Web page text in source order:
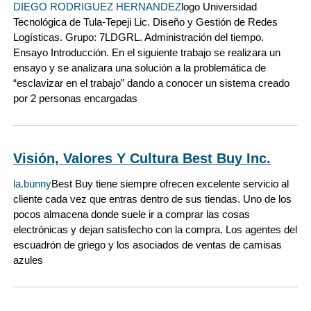
DIEGO RODRIGUEZ HERNANDEZlogo Universidad
Tecnológica de Tula-Tepeji Lic. Diseño y Gestión de Redes
Logísticas. Grupo: 7LDGRL. Administración del tiempo.
Ensayo Introducción. En el siguiente trabajo se realizara un
ensayo y se analizara una solución a la problemática de
“esclavizar en el trabajo” dando a conocer un sistema creado
por 2 personas encargadas
Visión, Valores Y Cultura Best Buy Inc.
la.bunnyBest Buy tiene siempre ofrecen excelente servicio al
cliente cada vez que entras dentro de sus tiendas. Uno de los
pocos almacena donde suele ir a comprar las cosas
electrónicas y dejan satisfecho con la compra. Los agentes del
escuadrón de griego y los asociados de ventas de camisas
azules